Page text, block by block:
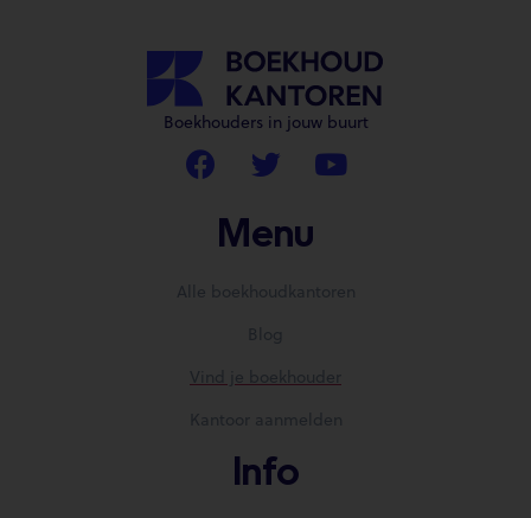
Boekhouders in jouw buurt
Menu
Alle boekhoudkantoren
Blog
Vind je boekhouder
Kantoor aanmelden
Info